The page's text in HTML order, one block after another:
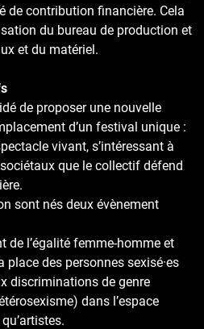
de contribution financière. Cela
du bureau de production et
et du matériel.
de proposer une nouvelle
d’un festival unique :
vivant, s’intéressant à
que le collectif défend
sont nés deux évènement
de l’égalité femme-homme et
des personnes sexisé·es
discriminations de genre
dans l’espace